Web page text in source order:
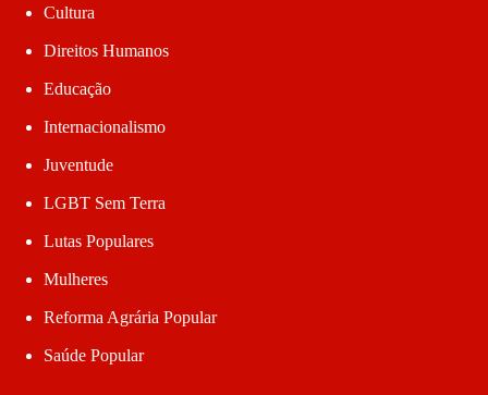
Cultura
Direitos Humanos
Educação
Internacionalismo
Juventude
LGBT Sem Terra
Lutas Populares
Mulheres
Reforma Agrária Popular
Saúde Popular